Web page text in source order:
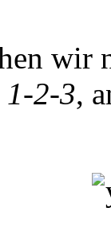
wir
1-2-3,